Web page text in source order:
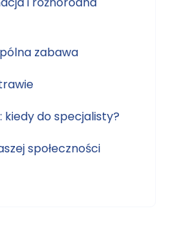
zabawa
kiedy do specjalisty?
społeczności